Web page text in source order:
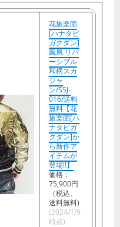
花旅楽団
[ハナタビ
ガクダン]
鳳凰 リバ
ーシブル
和柄スカ
ジャ
ン/SSJ-
016/送料
無料【花
旅楽団[ハ
ナタビガ
クダン]か
ら新作ア
イテムが
登場!!】
価格：
75,900円
（税込、
送料無料)
(2024/1/9
時点)